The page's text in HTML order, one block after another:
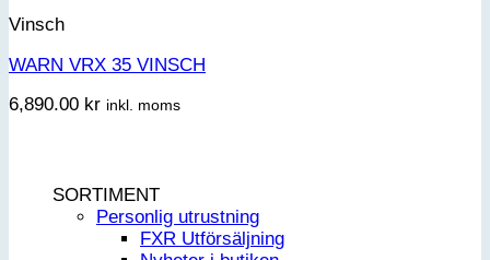
Vinsch
WARN VRX 35 VINSCH
6,890.00 kr inkl. moms
SORTIMENT
Personlig utrustning
FXR Utförsäljning